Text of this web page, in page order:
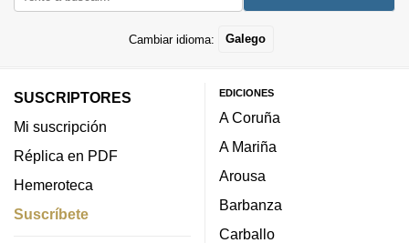
Cambiar idioma: Galego
SUSCRIPTORES
Mi suscripción
Réplica en PDF
Hemeroteca
Suscríbete
EDICIONES
A Coruña
A Mariña
Arousa
Barbanza
Carballo